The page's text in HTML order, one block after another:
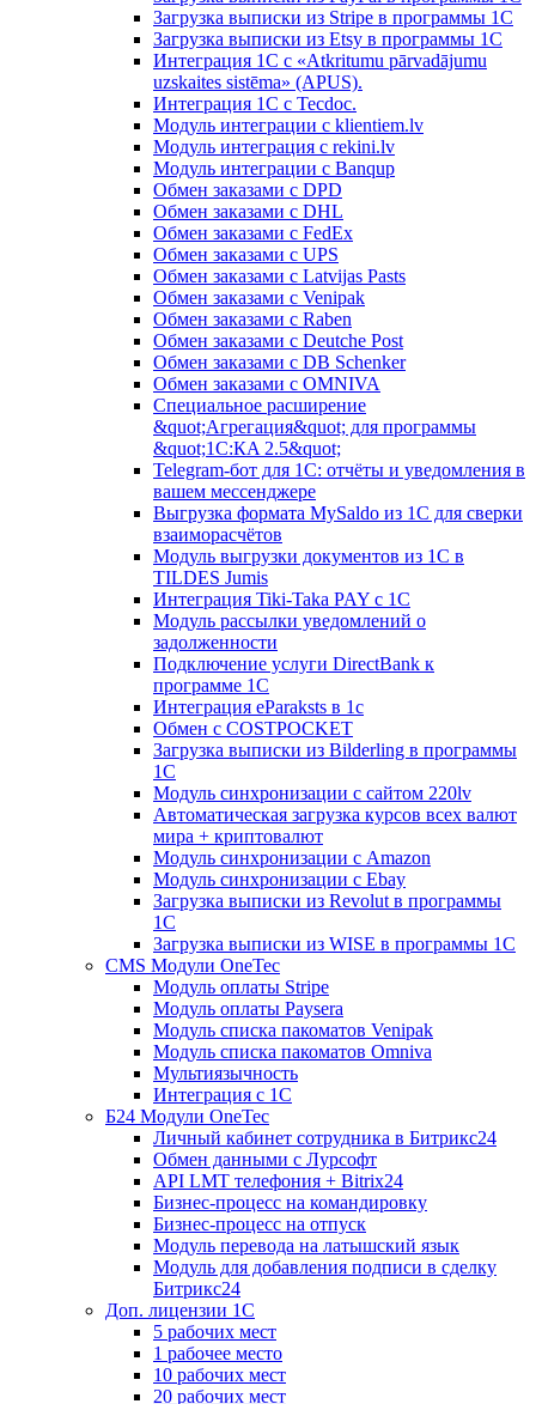
Загрузка выписки из Stripe в программы 1C
Загрузка выписки из Etsy в программы 1C
Интеграция 1С с «Atkritumu pārvadājumu
uzskaites sistēma» (APUS).
Интеграция 1С с Tecdoc.
Модуль интеграции с klientiem.lv
Модуль интеграция с rekini.lv
Модуль интеграции с Banqup
Обмен заказами с DPD
Обмен заказами с DHL
Обмен заказами с FedEx
Обмен заказами с UPS
Обмен заказами с Latvijas Pasts
Обмен заказами с Venipak
Обмен заказами с Raben
Обмен заказами с Deutche Post
Обмен заказами с DB Schenker
Обмен заказами с OMNIVA
Специальное расширение
&quot;Агрегация&quot; для программы
&quot;1С:КA 2.5&quot;
Telegram-бот для 1С: отчёты и уведомления в
вашем мессенджере
Выгрузка формата MySaldo из 1C для сверки
взаиморасчётов
Модуль выгрузки документов из 1С в
TILDES Jumis
Интеграция Tiki-Taka PAY с 1С
Модуль рассылки уведомлений о
задолженности
Подключение услуги DirectBank к
программе 1С
Интеграция eParaksts в 1с
Обмен с COSTPOCKET
Загрузка выписки из Bilderling в программы
1C
Модуль синхронизации с сайтом 220lv
Автоматическая загрузка курсов всех валют
мира + криптовалют
Модуль синхронизации с Amazon
Модуль синхронизации с Ebay
Загрузка выписки из Revolut в программы
1C
Загрузка выписки из WISE в программы 1C
CMS Модули OneTec
Модуль оплаты Stripe
Модуль оплаты Paysera
Модуль списка пакоматов Venipak
Модуль списка пакоматов Omniva
Мультиязычность
Интеграция с 1С
Б24 Модули OneTec
Личный кабинет сотрудника в Битрикс24
Обмен данными с Лурсофт
API LMT телефония + Bitrix24
Бизнес-процесс на командировку
Бизнес-процесс на отпуск
Модуль перевода на латышский язык
Модуль для добавления подписи в сделку
Битрикс24
Доп. лицензии 1С
5 рабочих мест
1 рабочее место
10 рабочих мест
20 рабочих мест